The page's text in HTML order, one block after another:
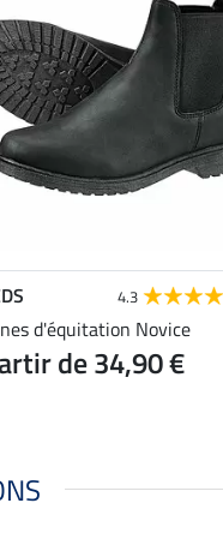
4.3
d'équitation Novice
de 34,90 €